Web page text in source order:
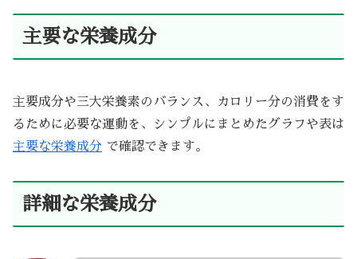
主要な栄養成分
主要成分や三大栄養素のバランス、カロリー分の消費をす
るために必要な運動を、シンプルにまとめたグラフや表は
主要な栄養成分 で確認できます。
詳細な栄養成分